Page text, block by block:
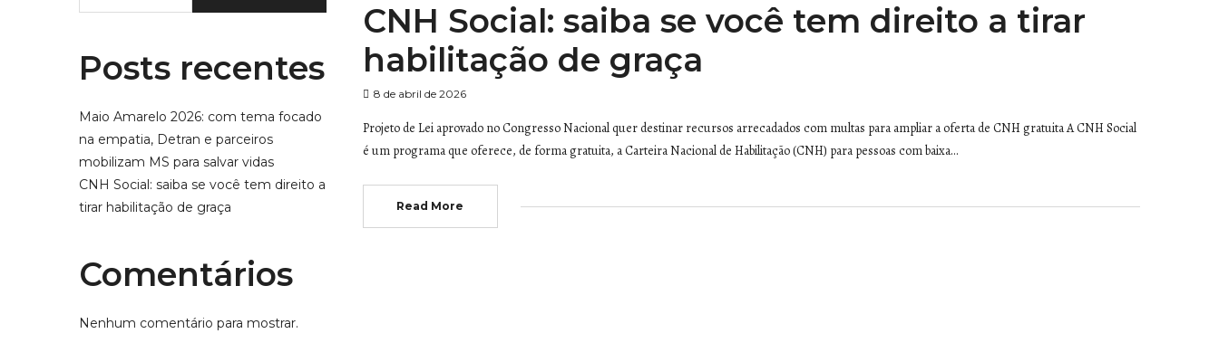
Posts recentes
Maio Amarelo 2026: com tema focado
na empatia, Detran e parceiros
mobilizam MS para salvar vidas
CNH Social: saiba se você tem direito a
tirar habilitação de graça
Comentários
Nenhum comentário para mostrar.
CNH Social: saiba se você tem direito a tirar
habilitação de graça
8 de abril de 2026
Projeto de Lei aprovado no Congresso Nacional quer destinar recursos arrecadados com multas para ampliar a oferta de CNH gratuita A CNH Social
é um programa que oferece, de forma gratuita, a Carteira Nacional de Habilitação (CNH) para pessoas com baixa…
Read More